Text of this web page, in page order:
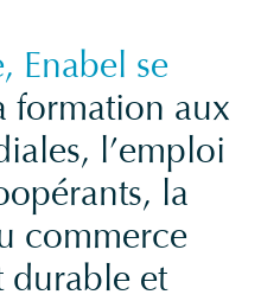
Enabel se
formation aux
l’emploi
la
commerce
durable et